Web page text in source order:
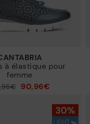
CANTABRIA
à élastique pour
femme
90,96€